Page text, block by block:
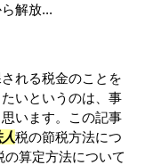
解放...
れる税金のことを
いというのは、事
います。この記事
税の節税方法につ
の算定方法について